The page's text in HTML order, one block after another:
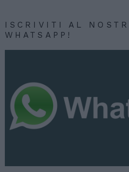
ISCRIVITI AL
WHATSAPP!